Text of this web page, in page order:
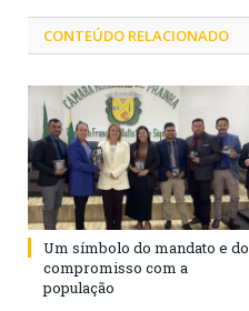
CONTEÚDO RELACIONADO
Um símbolo do mandato e do
compromisso com a
população